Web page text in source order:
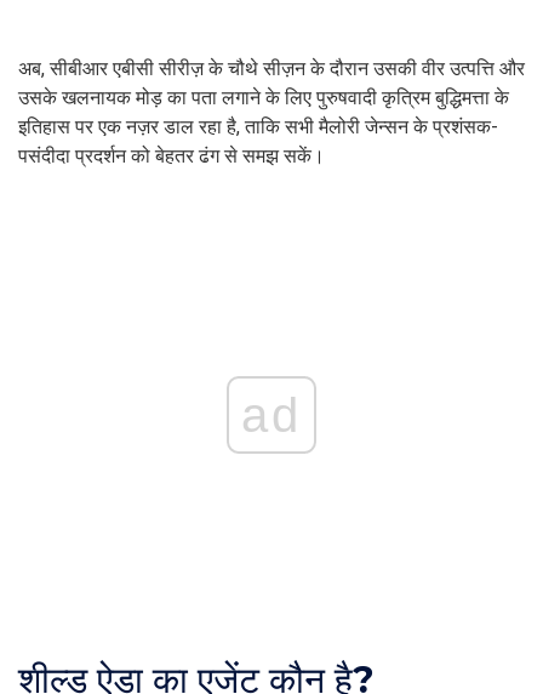
अब, सीबीआर एबीसी सीरीज़ के चौथे सीज़न के दौरान उसकी वीर उत्पत्ति और
उसके खलनायक मोड़ का पता लगाने के लिए पुरुषवादी कृत्रिम बुद्धिमत्ता के
इतिहास पर एक नज़र डाल रहा है, ताकि सभी मैलोरी जेन्सन के प्रशंसक-
पसंदीदा प्रदर्शन को बेहतर ढंग से समझ सकें।
ad
शील्ड ऐडा का एजेंट कौन है?